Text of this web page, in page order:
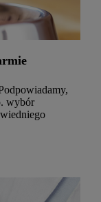
wybór